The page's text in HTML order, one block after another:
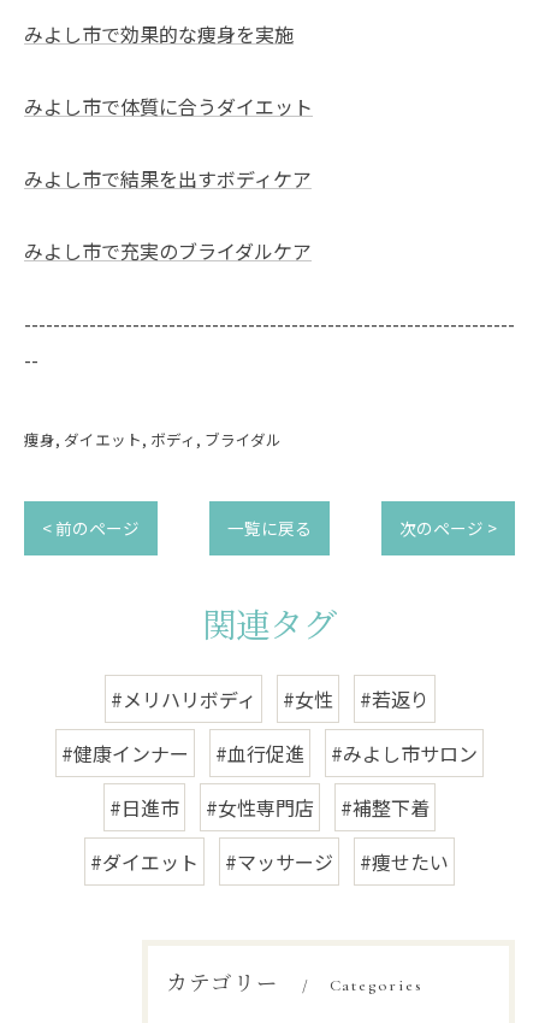
みよし市で効果的な痩身を実施
みよし市で体質に合うダイエット
みよし市で結果を出すボディケア
みよし市で充実のブライダルケア
--------------------------------------------------------------------
--
痩身 ダイエット ボディ ブライダル
< 前のページ 一覧に戻る 次のページ >
関連タグ
#メリハリボディ #女性
#若返り
#健康インナー
#血行促進
#みよし市サロン
#日進市
#女性専門店
#補整下着
#ダイエット
#マッサージ #痩せたい
カテゴリー Categories